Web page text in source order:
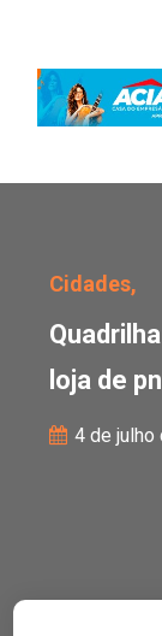
Cidades,
loja de
4 de julho